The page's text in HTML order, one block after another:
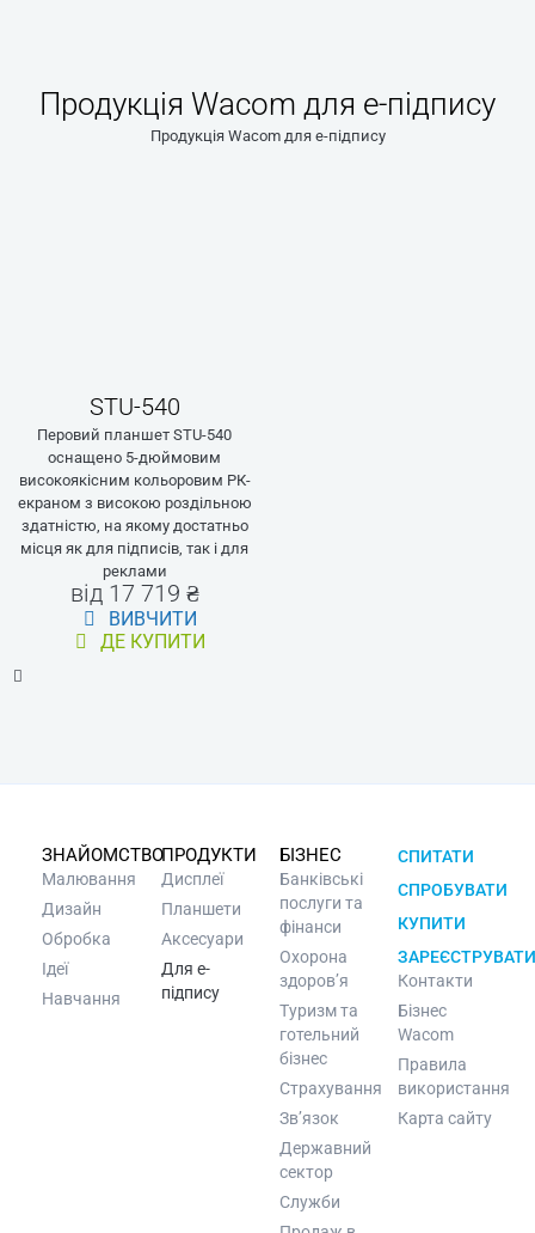
Продукція Wacom для e-підпису
Продукція Wacom для e-підпису
STU-540
Перовий планшет STU-540
оснащено 5-дюймовим
високоякісним кольоровим РК-
екраном з високою роздільною
здатністю, на якому достатньо
місця як для підписів, так і для
реклами
від 17 719 ₴
ВИВЧИТИ
ДЕ КУПИТИ
ЗНАЙОМСТВО
Малювання
Дизайн
Обробка
Ідеї
Навчання
ПРОДУКТИ
Дисплеї
Планшети
Аксесуари
Для e-
підпису
БІЗНЕС
Банківські
послуги та
фінанси
Охорона
здоров’я
Туризм та
готельний
бізнес
Страхування
Зв’язок
Державний
сектор
Служби
СПИТАТИ
СПРОБУВАТИ
КУПИТИ
Контакти
Бізнес
Wacom
Правила
використання
Карта сайту